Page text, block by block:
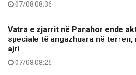
07/08 08:36
Vatra e zjarrit në Panahor ende
speciale të angazhuara në terren,
ajri
07/08 08:25